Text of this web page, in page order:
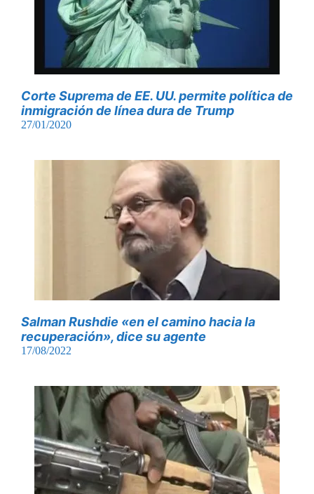
Corte Suprema de EE. UU. permite política de
inmigración de línea dura de Trump
27/01/2020
Salman Rushdie «en el camino hacia la
recuperación», dice su agente
17/08/2022